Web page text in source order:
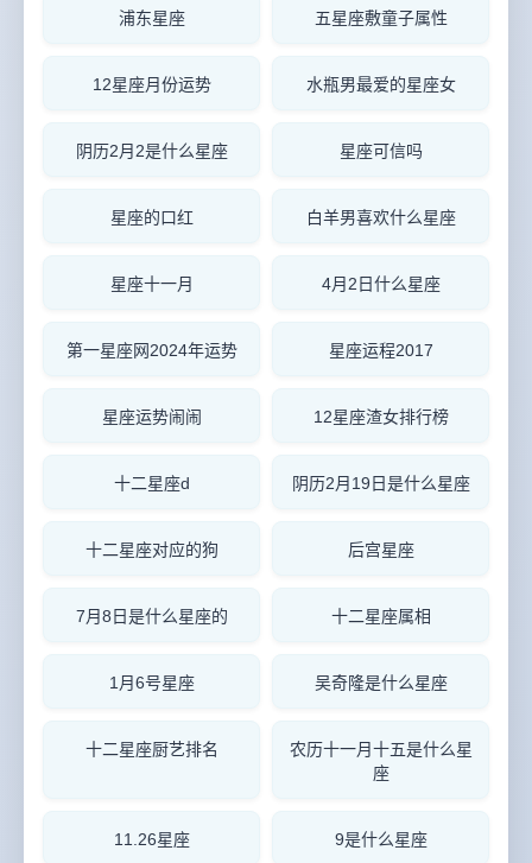
浦东星座 五星座敷童子属性
12星座月份运势 水瓶男最爱的星座女
阴历2月2是什么星座 星座可信吗
星座的口红 白羊男喜欢什么星座
星座十一月 4月2日什么星座
第一星座网2024年运势 星座运程2017
星座运势闹闹 12星座渣女排行榜
十二星座d 阴历2月19日是什么星座
十二星座对应的狗 后宫星座
7月8日是什么星座的 十二星座属相
1月6号星座 吴奇隆是什么星座
十二星座厨艺排名
农历十一月十五是什么星
座
11.26星座 9是什么星座